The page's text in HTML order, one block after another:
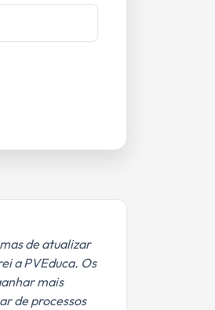
de atualizar
a PVEduca. Os
mais
de processos